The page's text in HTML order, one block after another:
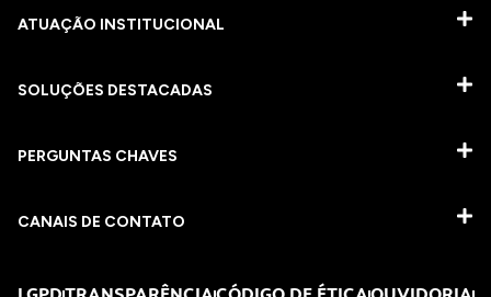
ATUAÇÃO INSTITUCIONAL
SOLUÇÕES DESTACADAS
PERGUNTAS CHAVES​
CANAIS DE CONTATO